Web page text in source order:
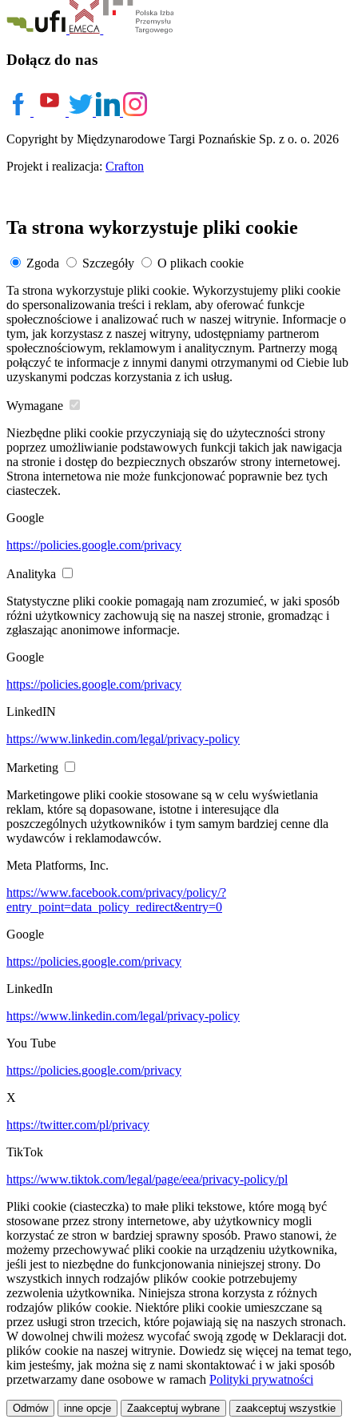
Dołącz do nas
Copyright by Międzynarodowe Targi Poznańskie Sp. z o. o. 2026
Projekt i realizacja: Crafton
Ta strona wykorzystuje pliki cookie
Zgoda Szczegóły
O plikach cookie
Ta strona wykorzystuje pliki cookie. Wykorzystujemy pliki cookie
do spersonalizowania treści i reklam, aby oferować funkcje
społecznościowe i analizować ruch w naszej witrynie. Informacje o
tym, jak korzystasz z naszej witryny, udostępniamy partnerom
społecznościowym, reklamowym i analitycznym. Partnerzy mogą
połączyć te informacje z innymi danymi otrzymanymi od Ciebie lub
uzyskanymi podczas korzystania z ich usług.
Wymagane
Niezbędne pliki cookie przyczyniają się do użyteczności strony
poprzez umożliwianie podstawowych funkcji takich jak nawigacja
na stronie i dostęp do bezpiecznych obszarów strony internetowej.
Strona internetowa nie może funkcjonować poprawnie bez tych
ciasteczek.
Google
https://policies.google.com/privacy
Analityka
Statystyczne pliki cookie pomagają nam zrozumieć, w jaki sposób
różni użytkownicy zachowują się na naszej stronie, gromadząc i
zgłaszając anonimowe informacje.
Google
https://policies.google.com/privacy
LinkedIN
https://www.linkedin.com/legal/privacy-policy
Marketing
Marketingowe pliki cookie stosowane są w celu wyświetlania
reklam, które są dopasowane, istotne i interesujące dla
poszczególnych użytkowników i tym samym bardziej cenne dla
wydawców i reklamodawców.
Meta Platforms, Inc.
https://www.facebook.com/privacy/policy/?
entry_point=data_policy_redirect&entry=0
Google
https://policies.google.com/privacy
LinkedIn
https://www.linkedin.com/legal/privacy-policy
You Tube
https://policies.google.com/privacy
X
https://twitter.com/pl/privacy
TikTok
https://www.tiktok.com/legal/page/eea/privacy-policy/pl
Pliki cookie (ciasteczka) to małe pliki tekstowe, które mogą być
stosowane przez strony internetowe, aby użytkownicy mogli
korzystać ze stron w bardziej sprawny sposób. Prawo stanowi, że
możemy przechowywać pliki cookie na urządzeniu użytkownika,
jeśli jest to niezbędne do funkcjonowania niniejszej strony. Do
wszystkich innych rodzajów plików cookie potrzebujemy
zezwolenia użytkownika. Niniejsza strona korzysta z różnych
rodzajów plików cookie. Niektóre pliki cookie umieszczane są
przez usługi stron trzecich, które pojawiają się na naszych stronach.
W dowolnej chwili możesz wycofać swoją zgodę w Deklaracji dot.
plików cookie na naszej witrynie. Dowiedz się więcej na temat tego,
kim jesteśmy, jak można się z nami skontaktować i w jaki sposób
przetwarzamy dane osobowe w ramach Polityki prywatności
Odmów inne opcje Zaakceptuj wybrane zaakceptuj wszystkie